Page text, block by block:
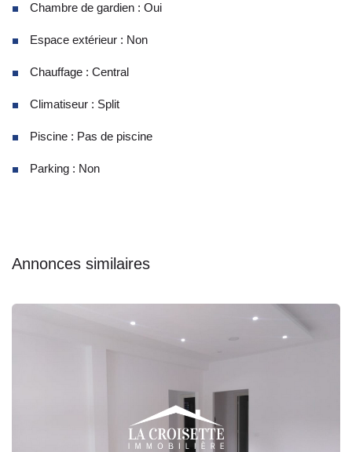
Chambre de gardien : Oui
Espace extérieur : Non
Chauffage : Central
Climatiseur : Split
Piscine : Pas de piscine
Parking : Non
Annonces similaires